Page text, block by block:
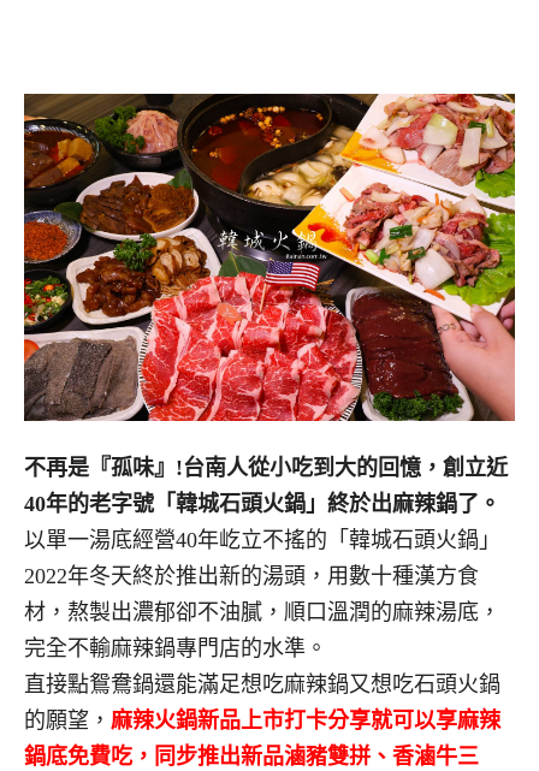
不再是『孤味』!台南人從小吃到大的回憶，創立近
40年的老字號「韓城石頭火鍋」終於出麻辣鍋了。
以單一湯底經營40年屹立不搖的「韓城石頭火鍋」
2022年冬天終於推出新的湯頭，用數十種漢方食
材，熬製出濃郁卻不油膩，順口溫潤的麻辣湯底，
完全不輸麻辣鍋專門店的水準。
直接點鴛鴦鍋還能滿足想吃麻辣鍋又想吃石頭火鍋
的願望， 麻辣火鍋新品上市打卡分享就可以享麻辣
鍋底免費吃，同步推出新品滷豬雙拼、香滷牛三